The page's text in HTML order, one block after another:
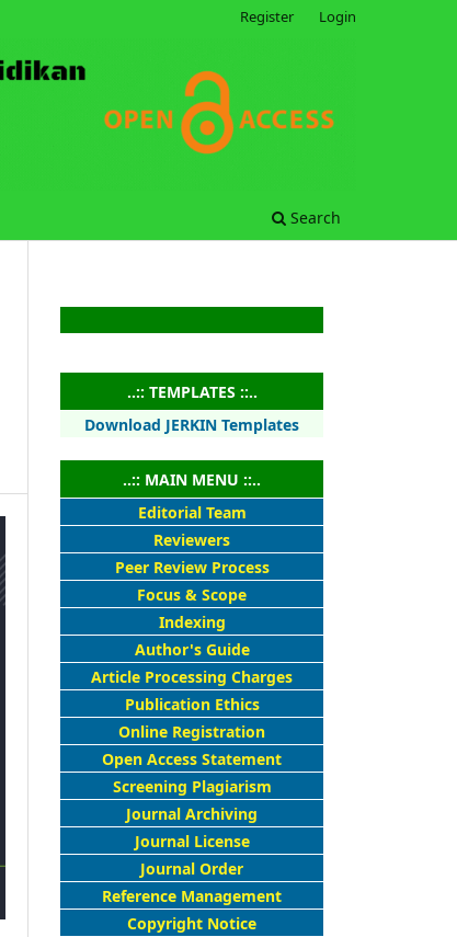
Search
Register Login
..:: TEMPLATES ::..
Download JERKIN Templates
..:: MAIN MENU ::..
Editorial Team
Reviewers
Peer Review Process
Focus & Scope
Indexing
Author's Guide
Article Processing Charges
Publication Ethics
Online Registration
Open Access Statement
Screening Plagiarism
Journal Archiving
Journal License
Journal Order
Reference Management
Copyright Notice